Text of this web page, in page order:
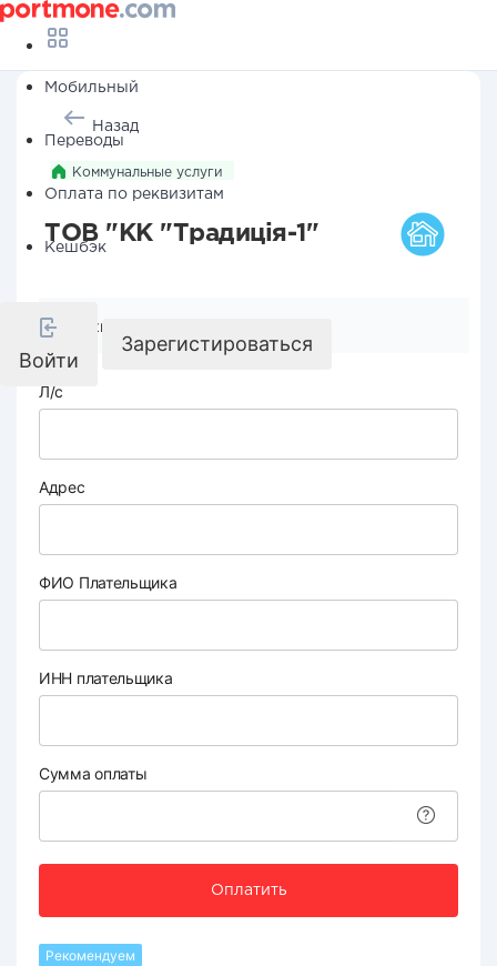
Мобильный
Переводы
Оплата по реквизитам
Кешбэк
Войти
Зарегистироваться
Назад
Коммунальные услуги
ТОВ "КК "Традиція-1"
Реквизиты компании
Л/с
Адрес
ФИО Плательщика
ИНН плательщика
Сумма оплаты
Оплатить
Рекомендуем